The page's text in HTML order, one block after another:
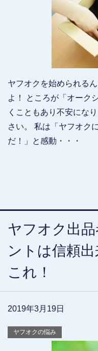
ヤフオクを始められる
よ！ ところが「オーク
くこともあり不安にな
さい。 私は「ヤフオク
だ！」と感動・・・
ヤフオク出
ントは信頼
これ！
2019年3月19日
ヤフオクの悩み